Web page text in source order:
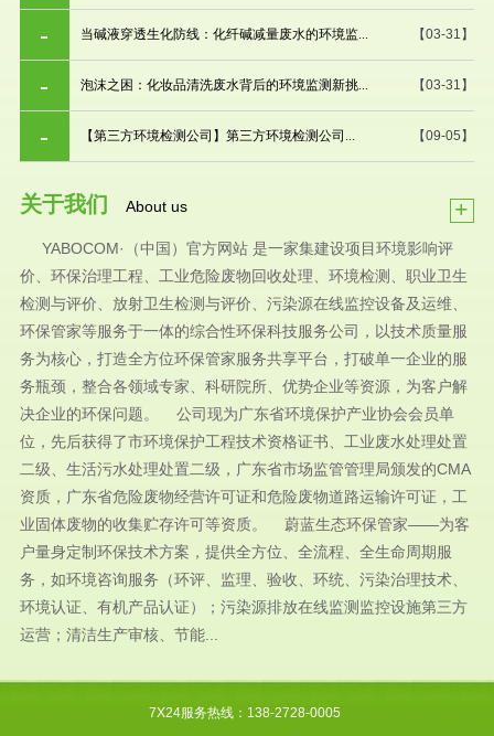
【03-31】
当碱液穿透生化防线：化纤碱减量废水的环境监...
【03-31】
泡沫之困：化妆品清洗废水背后的环境监测新挑...
【09-05】
【第三方环境检测公司】第三方环境检测公司...
关于我们 About us +
YABOCOM·（中国）官方网站 是一家集建设项目环境影响评
价、环保治理工程、工业危险废物回收处理、环境检测、职业卫生
检测与评价、放射卫生检测与评价、污染源在线监控设备及运维、
环保管家等服务于一体的综合性环保科技服务公司，以技术质量服
务为核心，打造全方位环保管家服务共享平台，打破单一企业的服
务瓶颈，整合各领域专家、科研院所、优势企业等资源，为客户解
决企业的环保问题。 公司现为广东省环境保护产业协会会员单
位，先后获得了市环境保护工程技术资格证书、工业废水处理处置
二级、生活污水处理处置二级，广东省市场监管管理局颁发的CMA
资质，广东省危险废物经营许可证和危险废物道路运输许可证，工
业固体废物的收集贮存许可等资质。 蔚蓝生态环保管家——为客
户量身定制环保技术方案，提供全方位、全流程、全生命周期服
务，如环境咨询服务（环评、监理、验收、环统、污染治理技术、
环境认证、有机产品认证）；污染源排放在线监测监控设施第三方
运营；清洁生产审核、节能...
7X24服务热线：138-2728-0005